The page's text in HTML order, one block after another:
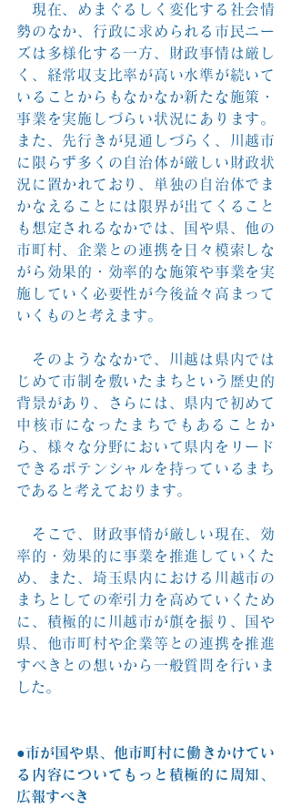
現在、めまぐるしく変化する社会情
勢のなか、行政に求められる市民ニー
ズは多様化する一方、財政事情は厳し
く、経常収支比率が高い水準が続いて
いることからもなかなか新たな施策・
事業を実施しづらい状況にあります。
また、先行きが見通しづらく、川越市
に限らず多くの自治体が厳しい財政状
況に置かれており、単独の自治体でま
かなえることには限界が出てくること
も想定されるなかでは、国や県、他の
市町村、企業との連携を日々模索しな
がら効果的・効率的な施策や事業を実
施していく必要性が今後益々高まって
いくものと考えます。
そのようななかで、川越は県内では
じめて市制を敷いたまちという歴史的
背景があり、さらには、県内で初めて
中核市になったまちでもあることか
ら、様々な分野において県内をリード
できるポテンシャルを持っているまち
であると考えております。
そこで、財政事情が厳しい現在、効
率的・効果的に事業を推進していくた
め、また、埼玉県内における川越市の
まちとしての牽引力を高めていくため
に、積極的に川越市が旗を振り、国や
県、他市町村や企業等との連携を推進
すべきとの想いから一般質問を行いま
した。
●市が国や県、他市町村に働きかけてい
る内容についてもっと積極的に周知、
広報すべき